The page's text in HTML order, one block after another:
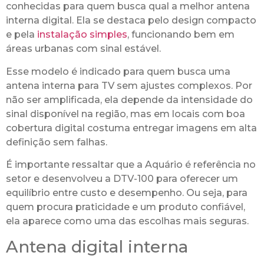
conhecidas para quem busca qual a melhor antena
interna digital. Ela se destaca pelo design compacto
e pela instalação simples, funcionando bem em
áreas urbanas com sinal estável.
Esse modelo é indicado para quem busca uma
antena interna para TV sem ajustes complexos. Por
não ser amplificada, ela depende da intensidade do
sinal disponível na região, mas em locais com boa
cobertura digital costuma entregar imagens em alta
definição sem falhas.
É importante ressaltar que a Aquário é referência no
setor e desenvolveu a DTV-100 para oferecer um
equilíbrio entre custo e desempenho. Ou seja, para
quem procura praticidade e um produto confiável,
ela aparece como uma das escolhas mais seguras.
Antena digital interna